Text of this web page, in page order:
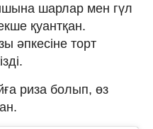
шарлар мен гүл
қуантқан.
әпкесіне торт
риза болып, өз